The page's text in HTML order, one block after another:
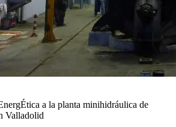
a la planta minihidráulica de
Valladolid